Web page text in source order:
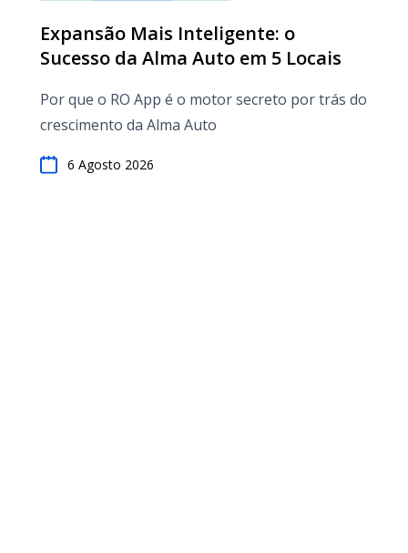
Expansão Mais Inteligente: o
Sucesso da Alma Auto em 5 Locais
Por que o RO App é o motor secreto por trás do
crescimento da Alma Auto
6 Agosto 2026